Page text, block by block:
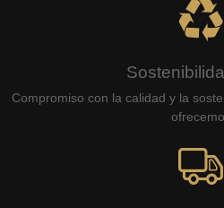
Compromiso con la calidad y la